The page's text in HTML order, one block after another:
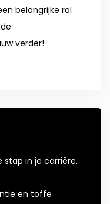
belangrijke rol
verder!
stap in je carriëre.
en toffe